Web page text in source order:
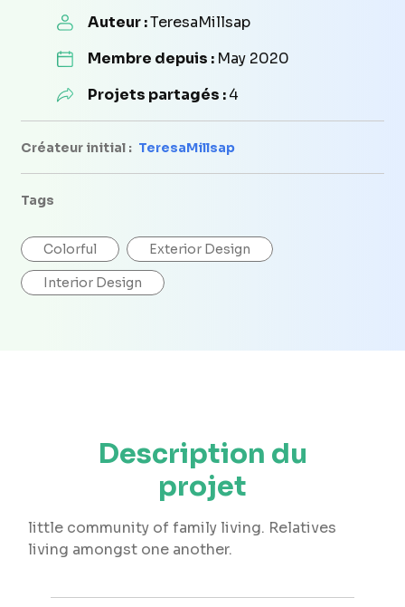
Auteur :TeresaMillsap
Membre depuis : May 2020
Projets partagés :4
Créateur initial : TeresaMillsap
Tags
Colorful Exterior Design
Interior Design
Description du
projet
little community of family living. Relatives
living amongst one another.